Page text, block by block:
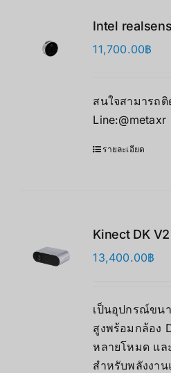
Intel
11,700.00฿
สนใจสามารถ
Line:@metaxr
รายละเอียด
Kinect DK V2
13,400.00฿
เป็นอุปกรณ์ขน
สูงพร้อมกล้อง
หลายโหมด แล
สําหรับพลังงา